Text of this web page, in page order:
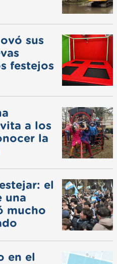
sus
festejos
a los
la
el
una
mucho
en el